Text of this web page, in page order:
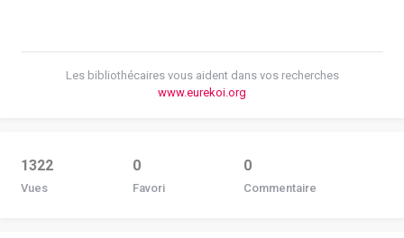
Les bibliothécaires vous aident dans vos recherches
www.eurekoi.org
1322
Vues
0
Favori
0
Commentaire